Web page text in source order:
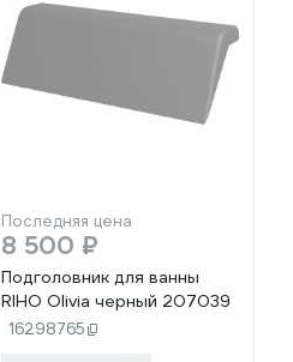
Последняя цена
8 500 ₽
Подголовник для ванны
RIHO Olivia черный 207039
16298765